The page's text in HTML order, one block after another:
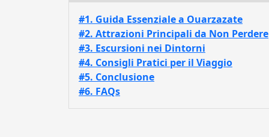
#1. Guida Essenziale a Ouarzazate
#2. Attrazioni Principali da Non Perdere
#3. Escursioni nei Dintorni
#4. Consigli Pratici per il Viaggio
#5. Conclusione
#6. FAQs